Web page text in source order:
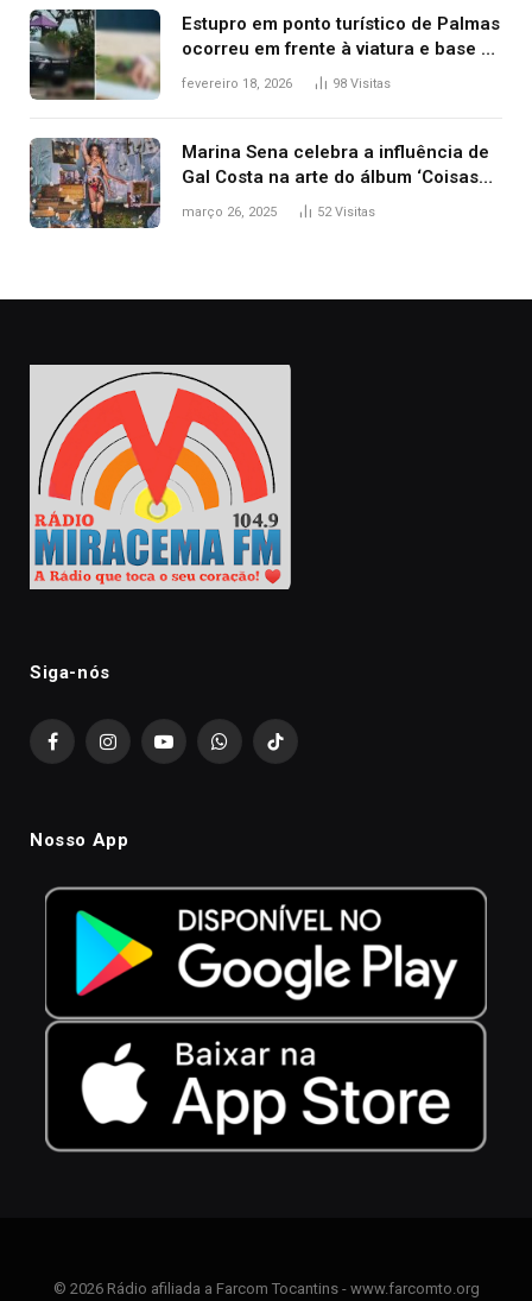
Estupro em ponto turístico de Palmas
ocorreu em frente à viatura e base de
segurança; polícia investiga
fevereiro 18, 2026 98 Visitas
Marina Sena celebra a influência de
Gal Costa na arte do álbum ‘Coisas
naturais’
março 26, 2025 52Visitas
Siga-nós
FacebookInstagramYouTubeWhatsAppTikTok
Nosso App
© 2026 Rádio afiliada a Farcom Tocantins - www.farcomto.org